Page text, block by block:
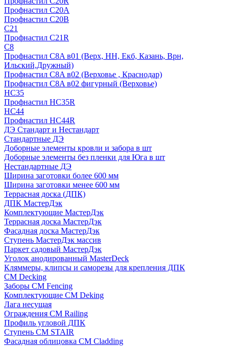
Профнастил С20А
Профнастил С20В
C21
Профнастил С21R
C8
Профнастил С8A в01 (Верх, НН, Екб, Казань, Врн,
Ильский,Дружный)
Профнастил С8A в02 (Верховье , Краснодар)
Профнастил С8A в02 фигурный (Верховье)
HС35
Профнастил HC35R
НС44
Профнастил НС44R
ДЭ Стандарт и Нестандарт
Стандартные ДЭ
Доборные элементы кровли и забора в шт
Доборные элементы без пленки для Юга в шт
Нестандартные ДЭ
Ширина заготовки более 600 мм
Ширина заготовки менее 600 мм
Террасная доска (ДПК)
ДПК МастерДэк
Комплектующие МастерДэк
Террасная доска МастерДэк
Фасадная доска МастерДэк
Ступень МастерДэк массив
Паркет садовый МастерДэк
Уголок анодированный MasterDeck
Кляммеры, клипсы и саморезы для крепления ДПК
CM Decking
Заборы CM Fencing
Комплектующие CM Deking
Лага несущая
Ограждения CM Railing
Профиль угловой ДПК
Ступень CM STAIR
Фасадная облицовка CM Cladding